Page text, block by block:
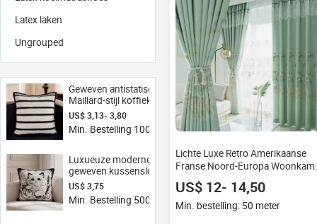
Latex laken
Ungrouped
Geweven antistatische
Maillard-stijl koffiekleurige
polyester geometrische
Wabi-Sabi sofa
lendenkussen
US$ 3,13- 3,80
Min. Bestelling 100 stukken
Luxueuze moderne
geweven kussensloop voor
de bank
US$ 3,75
Min. Bestelling 500 stukken
Lichte Luxe Retro Amerikaanse
Franse Noord-Europa
Donkergroen Gordijn
US$ 12- 14,50
Min. bestelling: 50 meter